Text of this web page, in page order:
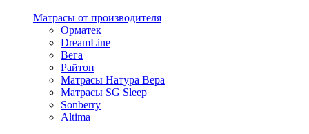
Матрасы от производителя
Орматек
DreamLine
Вега
Райтон
Матрасы Натура Вера
Матрасы SG Sleep
Sonberry
Altima